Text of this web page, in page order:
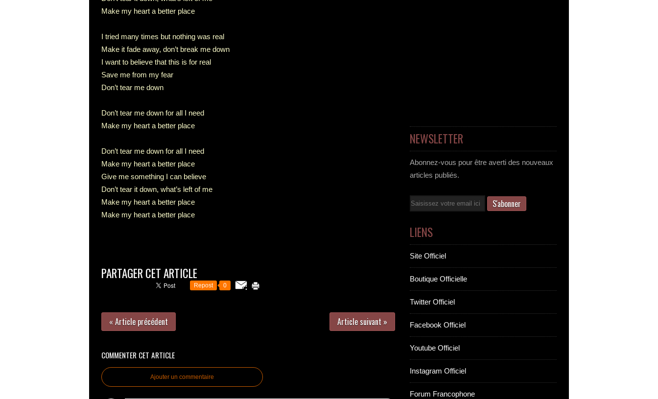
Make my heart a better place
I tried many times but nothing was real
Make it fade away, don’t break me down
I want to believe that this is for real
Save me from my fear
Don’t tear me down
Don’t tear me down for all I need
Make my heart a better place
Don’t tear me down for all I need
Make my heart a better place
Give me something I can believe
Don’t tear it down, what’s left of me
Make my heart a better place
Make my heart a better place
PARTAGER CET ARTICLE
Repost 0
« Article précédent Article suivant »
COMMENTER CET ARTICLE
Ajouter un commentaire
NEWSLETTER
Abonnez-vous pour être averti des nouveaux
articles publiés.
Email
LIENS
Site Officiel
Boutique Officielle
Twitter Officiel
Facebook Officiel
Youtube Officiel
Instagram Officiel
Forum Francophone